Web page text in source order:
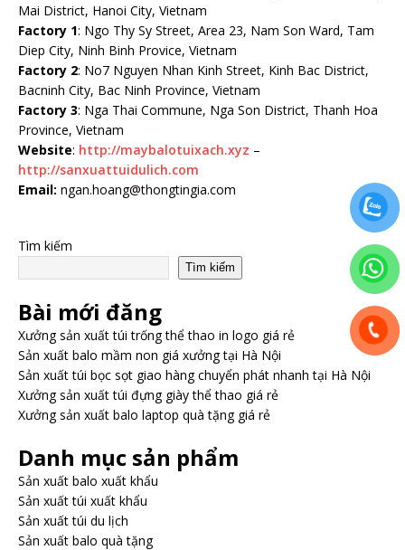
Mai District, Hanoi City, Vietnam
Factory 1: Ngo Thy Sy Street, Area 23, Nam Son Ward, Tam
Diep City, Ninh Binh Provice, Vietnam
Factory 2: No7 Nguyen Nhan Kinh Street, Kinh Bac District,
Bacninh City, Bac Ninh Province, Vietnam
Factory 3: Nga Thai Commune, Nga Son District, Thanh Hoa
Province, Vietnam
Website: http://maybalotuixach.xyz –
http://sanxuattuidulich.com
Email: ngan.hoang@thongtingia.com
Tìm kiếm
Tìm kiếm
Bài mới đăng
Xưởng sản xuất túi trống thể thao in logo giá rẻ
Sản xuất balo mầm non giá xưởng tại Hà Nội
Sản xuất túi bọc sọt giao hàng chuyển phát nhanh tại Hà Nội
Xưởng sản xuất túi đựng giày thể thao giá rẻ
Xưởng sản xuất balo laptop quà tặng giá rẻ
Danh mục sản phẩm
Sản xuất balo xuất khẩu
Sản xuất túi xuất khẩu
Sản xuất túi du lịch
Sản xuất balo quà tặng